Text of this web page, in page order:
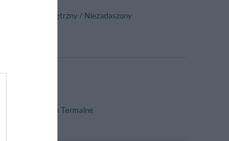
Parking Zewnętrzny / Niezadaszony
SPA / Centrum Termalne